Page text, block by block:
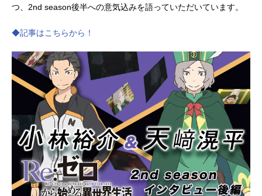
つ、2nd season後半への意気込みを語っていただいています。
◆記事はこちらから！